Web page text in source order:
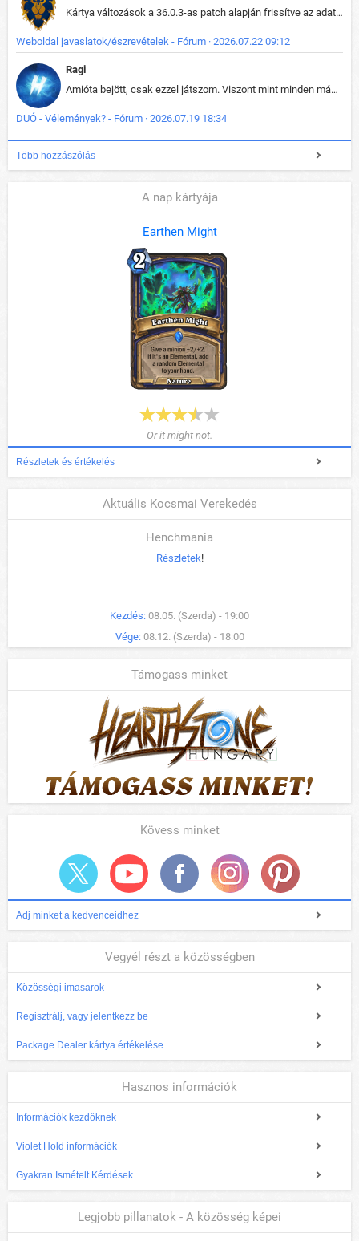
Kártya változások a 36.0.3-as patch alapján frissítve az adatbázisban (képek is cserélve).
Weboldal javaslatok/észrevételek - Fórum · 2026.07.22 09:12
Ragi
Amióta bejött, csak ezzel játszom. Viszont mint minden más - akár az alapjáték is, ez is baromira összetett lett. Néha már pár kör után is esélytelen az egész. Vagy irreállisan túltápol valaki, vagy lelép a partner, vagy csak hülye mint a segg. És amikor eljönne az én időm, na akkor jön el mindenki másé is. Engem jobban érdekelne, hogy ki milyen ratingen szokott játszani. Na ez lenne egy érdekes adat.
DUÓ - Vélemények? - Fórum · 2026.07.19 18:34
Több hozzászólás
A nap kártyája
Earthen Might
Or it might not.
Részletek és értékelés
Aktuális Kocsmai Verekedés
Henchmania
Részletek!
Kezdés: 08.05. (Szerda) - 19:00
Vége: 08.12. (Szerda) - 18:00
Támogass minket
Kövess minket
Adj minket a kedvenceidhez
Vegyél részt a közösségben
Közösségi imasarok
Regisztrálj, vagy jelentkezz be
Package Dealer kártya értékelése
Hasznos információk
Információk kezdőknek
Violet Hold információk
Gyakran Ismételt Kérdések
Legjobb pillanatok - A közösség képei